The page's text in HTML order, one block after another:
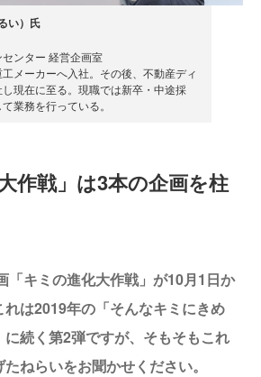
い）氏
ンター 経営企画室
メーカーへ入社。その後、不動産ディ
現在に至る。現職では新卒・中途採
業務を行っている。
作戦」は3本の企画を柱
キミの進化大作戦」が10月1日か
れは2019年の「そんなキミにきめ
続く第2弾ですが、そもそもこれ
ねらいをお聞かせください。